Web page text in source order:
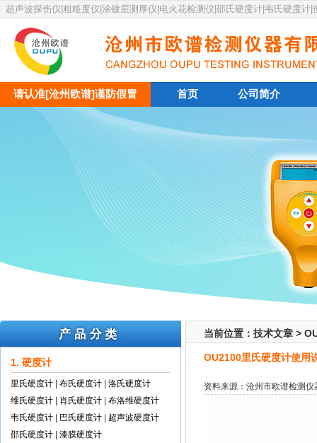
超声波探伤仪|粗糙度仪|涂镀层测厚仪|电火花检测仪|邵氏硬度计|韦氏硬度计|
请认准[沧州欧谱]谨防假冒 首页 公司简介
1. 硬度计
里氏硬度计 布氏硬度计
洛氏硬度计
维氏硬度计
肖氏硬度计
布洛维硬度计
韦氏硬度计
巴氏硬度计
超声波硬度计
邵氏硬度计
漆膜硬度计
当前位置： 技术文章 >
OU2100里氏硬度计使用
资料来源：沧州市欧谱检测仪